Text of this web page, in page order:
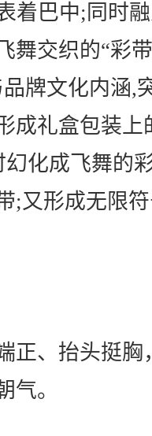
着巴中;同时
舞交织的“彩
牌文化内涵,
成礼盒包装上
化成飞舞的
;又形成无限
正、抬头挺
气。